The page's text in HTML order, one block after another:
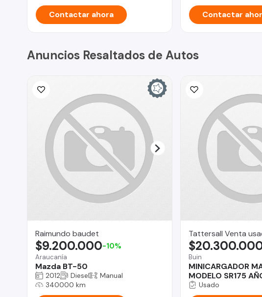
Contactar ahora Contactar
Anuncios Resaltados de Autos
Raimundo baudet
Araucanía
Mazda BT-50
$9.200.000-10%
2012 Diesel
Manual
340000 km
Tattersall Venta
Buin
MINICARGADOR
MODELO SR175
Usado